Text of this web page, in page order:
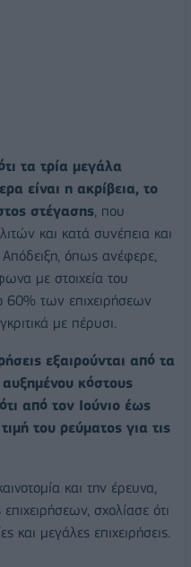
τα τρία μεγάλα
είναι η ακρίβεια, το
στέγασης, που
και κατά συνέπεια και
Απόδειξη, όπως ανέφερε,
με στοιχεία του
60% των επιχειρήσεων
με πέρυσι.
εξαιρούνται από τα
κόστους
από τον Ιούνιο έως
του ρεύματος για τις
και την έρευνα,
σχολίασε ότι
και μεγάλες επιχειρήσεις.